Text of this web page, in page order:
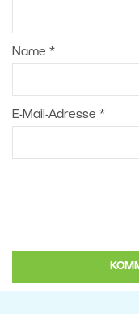
Name *
E-Mail-Adresse *